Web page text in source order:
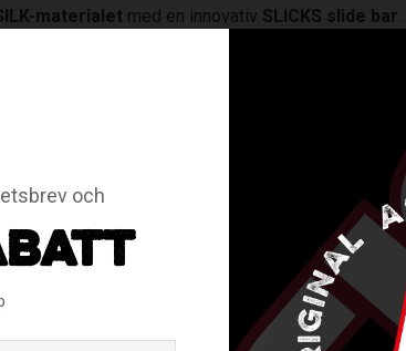
materialet med en innovativ SLICKS slide bar
ger spelaren ett överlägset glid jämfört med
med snabb teknik och hög krav på kontroll.
en rundad förhook som gör dribblingar och
att hantera bollen med både mjuk touch och
av glid, känsla och precision.
RELATERADE PRODUKTER
och